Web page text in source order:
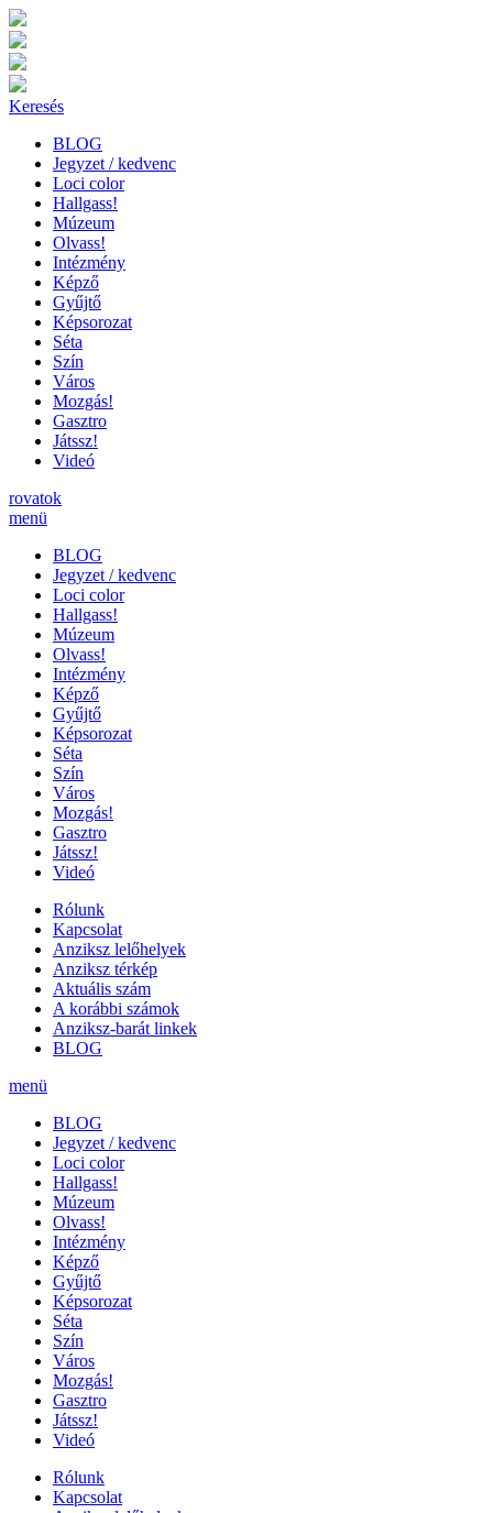
Keresés
BLOG
Jegyzet / kedvenc
Loci color
Hallgass!
Múzeum
Olvass!
Intézmény
Képző
Gyűjtő
Képsorozat
Séta
Szín
Város
Mozgás!
Gasztro
Játssz!
Videó
rovatok
menü
BLOG
Jegyzet / kedvenc
Loci color
Hallgass!
Múzeum
Olvass!
Intézmény
Képző
Gyűjtő
Képsorozat
Séta
Szín
Város
Mozgás!
Gasztro
Játssz!
Videó
Rólunk
Kapcsolat
Anziksz lelőhelyek
Anziksz térkép
Aktuális szám
A korábbi számok
Anziksz-barát linkek
BLOG
menü
BLOG
Jegyzet / kedvenc
Loci color
Hallgass!
Múzeum
Olvass!
Intézmény
Képző
Gyűjtő
Képsorozat
Séta
Szín
Város
Mozgás!
Gasztro
Játssz!
Videó
Rólunk
Kapcsolat